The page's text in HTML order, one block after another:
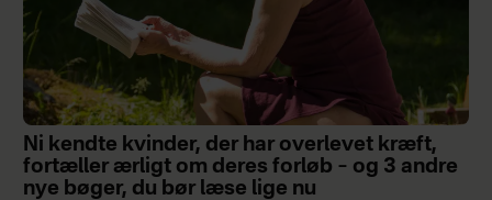
Ni kendte kvinder, der har overlevet kræft,
fortæller ærligt om deres forløb – og 3 andre
nye bøger, du bør læse lige nu